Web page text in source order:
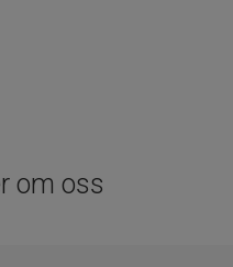
om oss